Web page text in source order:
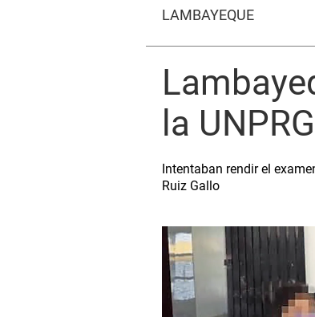
LAMBAYEQUE
la
Intentaban rendir el
Ruiz Gallo